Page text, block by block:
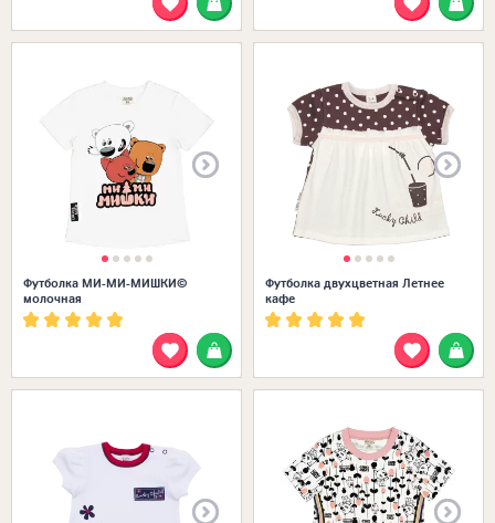
Футболка МИ-МИ-МИШКИ©
молочная
Футболка двухцветная Летнее
кафе